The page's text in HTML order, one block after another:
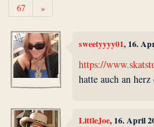
67
»Weiter
sweetyyyy01, 16.
https://
hatte auch an
LittleJoe, 16. April